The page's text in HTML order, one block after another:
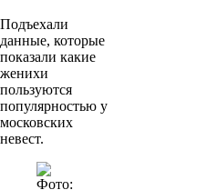
Подъехали
данные, которые
показали какие
женихи
пользуются
популярностью у
московских
невест.